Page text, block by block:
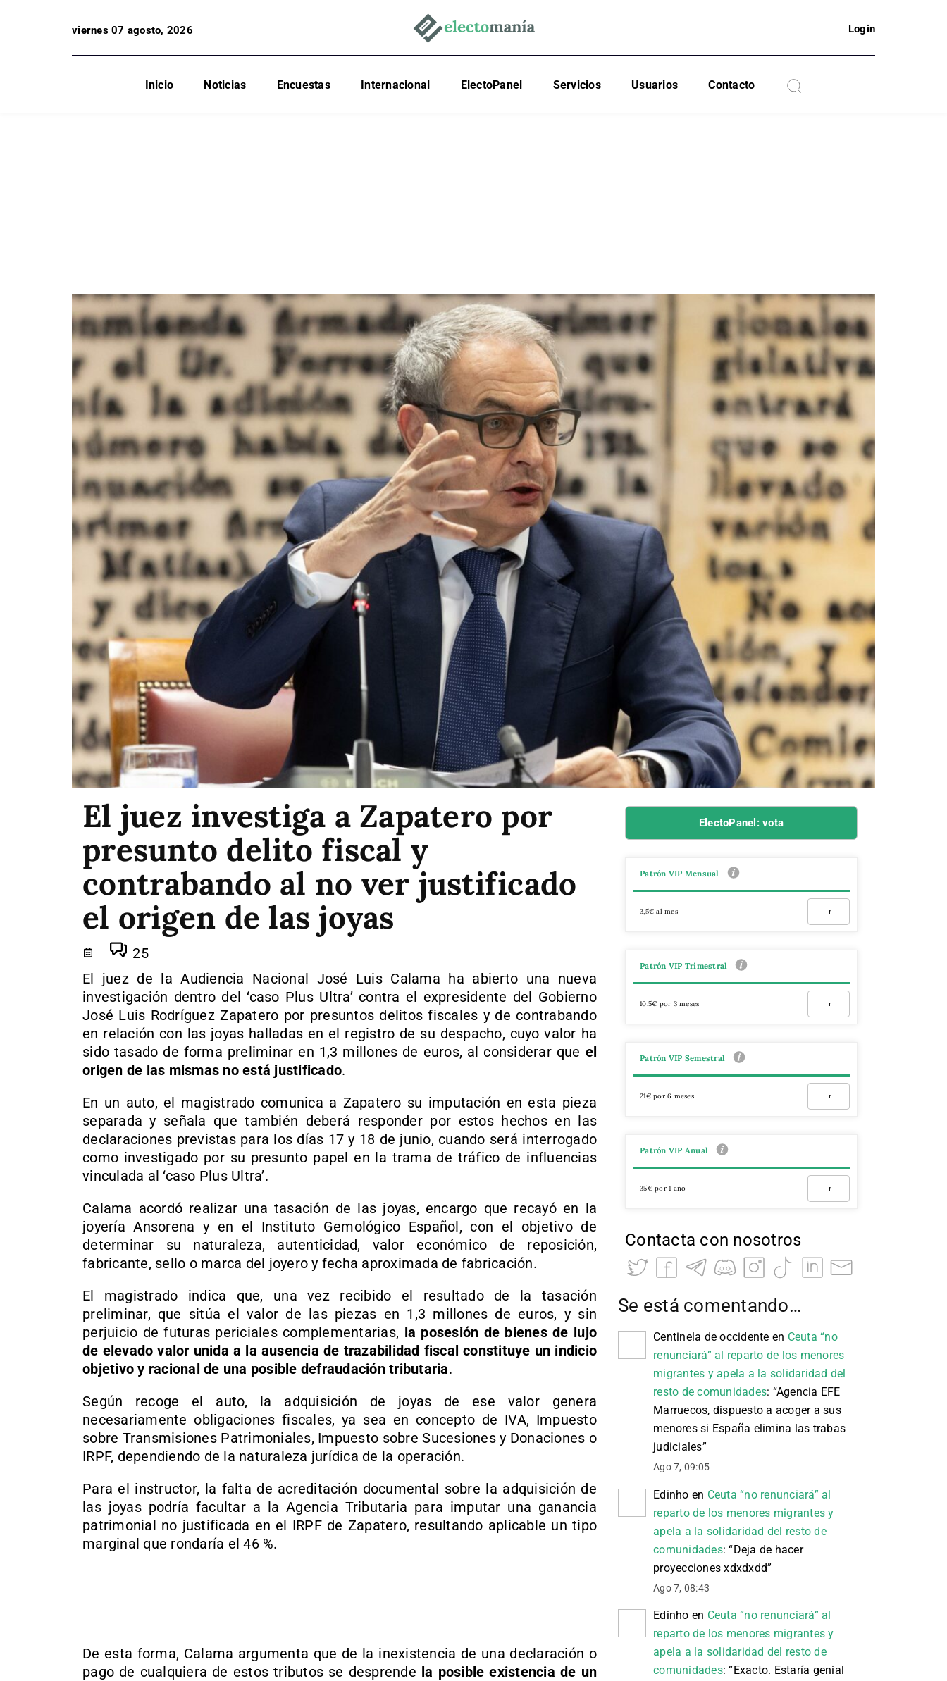
viernes 07 agosto, 2026 Login
Inicio Noticias Encuestas Internacional ElectoPanel Servicios Usuarios Contacto
El juez investiga a Zapatero por
presunto delito fiscal y
contrabando al no ver justificado
el origen de las joyas
25
El juez de la Audiencia Nacional José Luis Calama ha abierto una nueva
investigación dentro del ‘caso Plus Ultra’ contra el expresidente del Gobierno
José Luis Rodríguez Zapatero por presuntos delitos fiscales y de contrabando
en relación con las joyas halladas en el registro de su despacho, cuyo valor ha
sido tasado de forma preliminar en 1,3 millones de euros, al considerar que el
origen de las mismas no está justificado.
En un auto, el magistrado comunica a Zapatero su imputación en esta pieza
separada y señala que también deberá responder por estos hechos en las
declaraciones previstas para los días 17 y 18 de junio, cuando será interrogado
como investigado por su presunto papel en la trama de tráfico de influencias
vinculada al ‘caso Plus Ultra’.
Calama acordó realizar una tasación de las joyas, encargo que recayó en la
joyería Ansorena y en el Instituto Gemológico Español, con el objetivo de
determinar su naturaleza, autenticidad, valor económico de reposición,
fabricante, sello o marca del joyero y fecha aproximada de fabricación.
El magistrado indica que, una vez recibido el resultado de la tasación
preliminar, que sitúa el valor de las piezas en 1,3 millones de euros, y sin
perjuicio de futuras periciales complementarias, la posesión de bienes de lujo
de elevado valor unida a la ausencia de trazabilidad fiscal constituye un indicio
objetivo y racional de una posible defraudación tributaria.
Según recoge el auto, la adquisición de joyas de ese valor genera
necesariamente obligaciones fiscales, ya sea en concepto de IVA, Impuesto
sobre Transmisiones Patrimoniales, Impuesto sobre Sucesiones y Donaciones o
IRPF, dependiendo de la naturaleza jurídica de la operación.
Para el instructor, la falta de acreditación documental sobre la adquisición de
las joyas podría facultar a la Agencia Tributaria para imputar una ganancia
patrimonial no justificada en el IRPF de Zapatero, resultando aplicable un tipo
marginal que rondaría el 46 %.
De esta forma, Calama argumenta que de la inexistencia de una declaración o
pago de cualquiera de estos tributos se desprende la posible existencia de un
ElectoPanel: vota
Patrón VIP Mensual
3,5€ al mes Ir
Patrón VIP Trimestral
10,5€ por 3 meses Ir
Patrón VIP Semestral
21€ por 6 meses Ir
Patrón VIP Anual
35€ por 1 año Ir
Contacta con nosotros
Se está comentando…
Centinela de occidente en Ceuta “no
renunciará” al reparto de los menores
migrantes y apela a la solidaridad del
resto de comunidades: “Agencia EFE
Marruecos, dispuesto a acoger a sus
menores si España elimina las trabas
judiciales”
Ago 7, 09:05
Edinho en Ceuta “no renunciará” al
reparto de los menores migrantes y
apela a la solidaridad del resto de
comunidades: “Deja de hacer
proyecciones xdxdxdd”
Ago 7, 08:43
Edinho en Ceuta “no renunciará” al
reparto de los menores migrantes y
apela a la solidaridad del resto de
comunidades: “Exacto. Estaría genial